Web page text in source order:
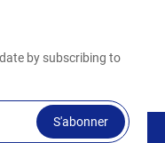
by subscribing to
S'abonner